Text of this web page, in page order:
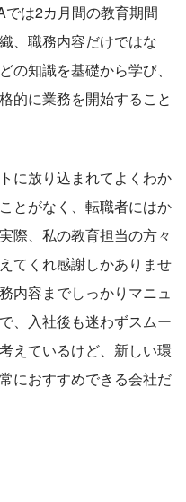
は2カ月間の教育期間
、職務内容だけではな
の知識を基礎から学び、
的に業務を開始すること
に放り込まれてよくわか
とがなく、転職者にはか
際、私の教育担当の方々
てくれ感謝しかありませ
内容までしっかりマニュ
、入社後も迷わずスムー
えているけど、新しい環
におすすめできる会社だ